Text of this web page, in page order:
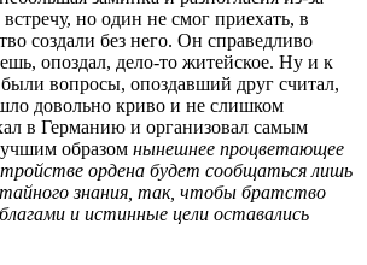
но один не смог приехать, в
создали без него. Он справедливо
опоздал, дело-то житейское. Ну и к
вопросы, опоздавший друг считал,
довольно криво и не слишком
в Германию и организовал самым
образом нынешнее процветающее
ордена будет сообщаться лишь
знания, так, чтобы братство
и истинные цели оставались